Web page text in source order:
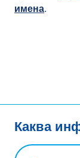
имена.
Каква
Заявка за